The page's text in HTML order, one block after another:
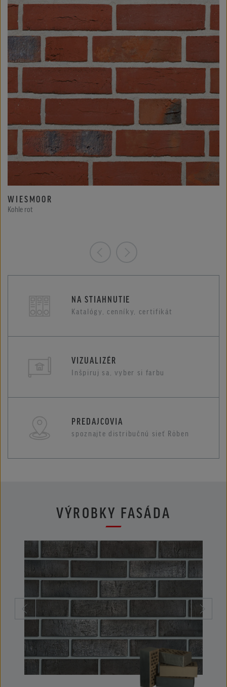
WIESMOOR
Kohle rot
NA STIAHNUTIE
Katalógy, cenníky, certifikát
VIZUALIZÉR
Inšpiruj sa, vyber si farbu
PREDAJCOVIA
spoznajte distribučnú sieť Röben
VÝROBKY FASÁDA